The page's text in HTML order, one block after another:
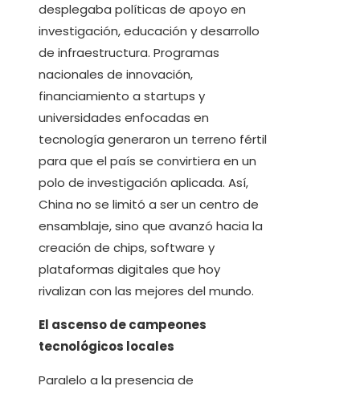
desplegaba políticas de apoyo en
investigación, educación y desarrollo
de infraestructura. Programas
nacionales de innovación,
financiamiento a startups y
universidades enfocadas en
tecnología generaron un terreno fértil
para que el país se convirtiera en un
polo de investigación aplicada. Así,
China no se limitó a ser un centro de
ensamblaje, sino que avanzó hacia la
creación de chips, software y
plataformas digitales que hoy
rivalizan con las mejores del mundo.
El ascenso de campeones
tecnológicos locales
Paralelo a la presencia de